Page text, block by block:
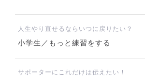
人生やり直せるならいつに戻りたい？
小学生／もっと練習をする
サポーターにこれだけは伝えたい！